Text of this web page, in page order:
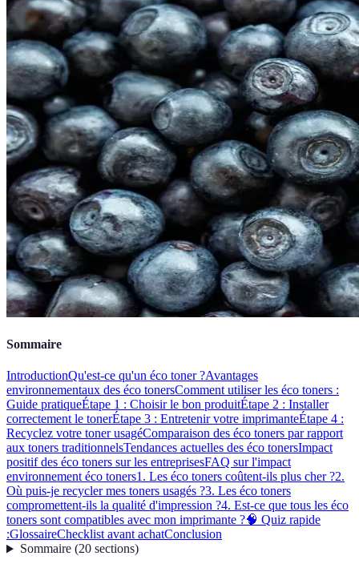
Sommaire
IntroductionQu'est-ce qu'un éco toner ?Avantages
environnementaux des éco tonersComment utiliser les éco toners :
Guide pratiqueÉtape 1 : Choisir le bon produitÉtape 2 : Installer
correctement le tonerÉtape 3 : Entretenir votre imprimanteÉtape 4 :
Recyclez votre toner usagéComparaison des éco toners par rapport
aux toners traditionnelsTendances actuelles des éco tonersImpact
positif des éco toners sur les entreprisesFAQ sur l'impact
environnement éco toners1. Les éco toners coûtent-ils plus cher ?2.
Où puis-je recycler mes toners usagés ?3. Les éco toners
compromettent-ils la qualité d'impression ?4. Est-ce que tous les éco
toners sont compatibles avec mon imprimante ?🧠 Quiz rapide
:GlossaireChecklist avant achatConclusion
Sommaire(20 sections)